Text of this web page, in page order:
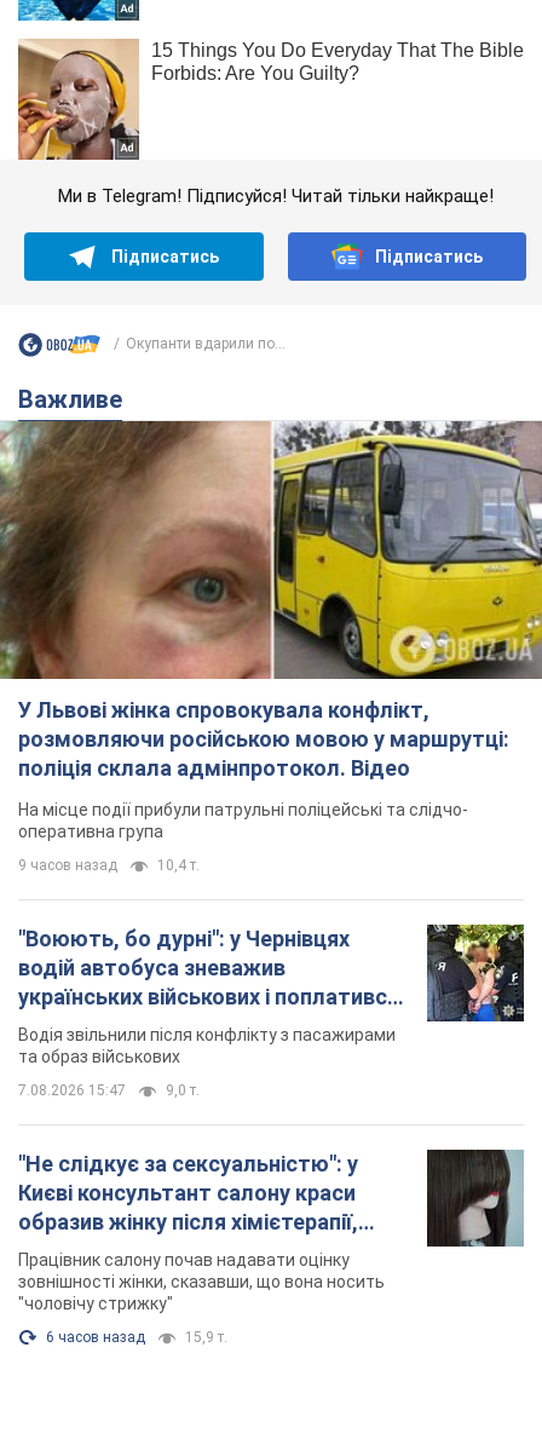
Ми в Telegram! Підписуйся! Читай тільки найкраще!
Підписатись Підписатись
Окупанти вдарили по...
Важливе
У Львові жінка спровокувала конфлікт,
розмовляючи російською мовою у маршрутці:
поліція склала адмінпротокол. Відео
На місце події прибули патрульні поліцейські та слідчо-
оперативна група
9 часов назад 10,4 т.
"Воюють, бо дурні": у Чернівцях
водій автобуса зневажив
українських військових і поплатився.
Відео
Водія звільнили після конфлікту з пасажирами
та образ військових
7.08.2026 15:47 9,0 т.
"Не слідкує за сексуальністю": у
Києві консультант салону краси
образив жінку після хімієтерапії,
розгорівся скандал. Фото
Працівник салону почав надавати оцінку
зовнішності жінки, сказавши, що вона носить
"чоловічу стрижку"
6 часов назад 15,9 т.